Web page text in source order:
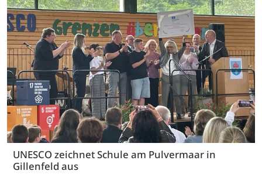
UNESCO zeichnet Schule am Pulvermaar in
Gillenfeld aus